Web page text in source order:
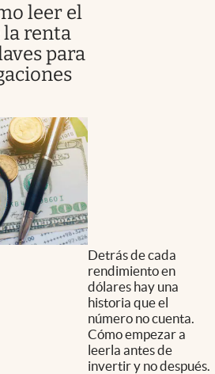
leer el
la renta
para
Detrás de cada
rendimiento en
dólares hay una
historia que el
número no cuenta.
Cómo empezar a
leerla antes de
invertir y no después.